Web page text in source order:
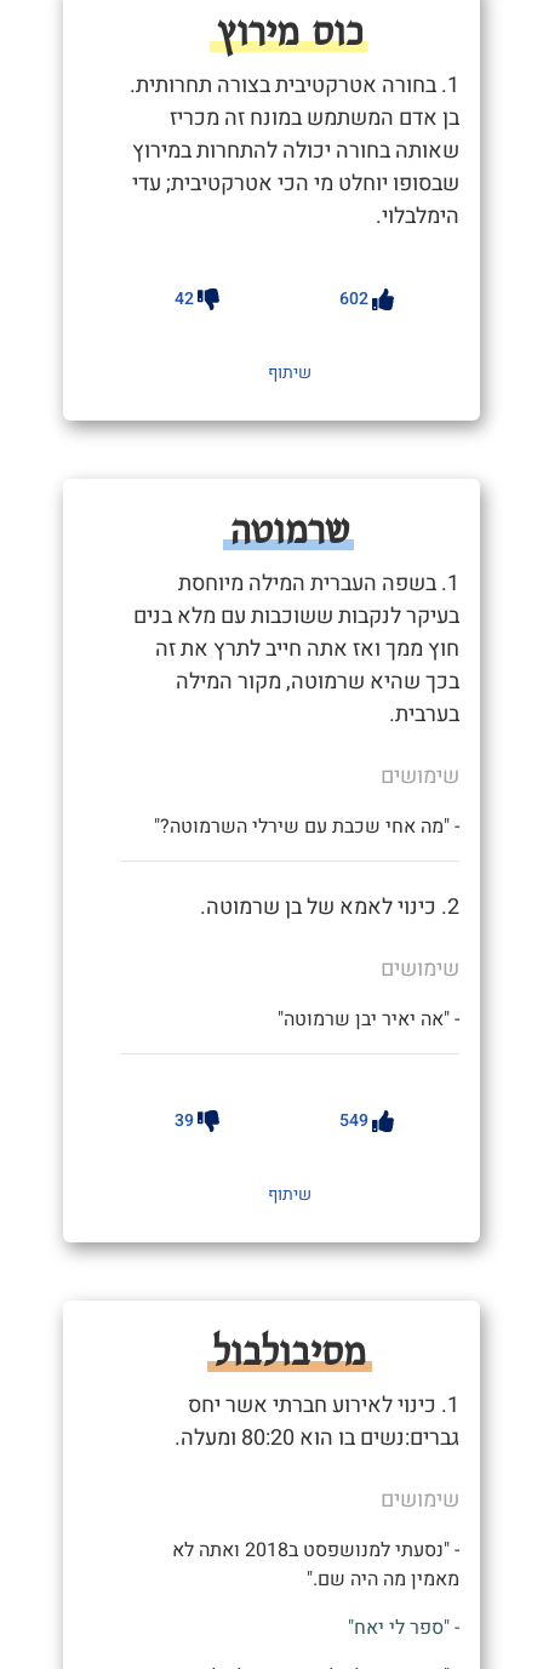
כוס מירוץ
1. בחורה אטרקטיבית בצורה תחרותית.
בן אדם המשתמש במונח זה מכריז
שאותה בחורה יכולה להתחרות במירוץ
שבסופו יוחלט מי הכי אטרקטיבית; עדי
הימלבלוי.
602
42
שיתוף
שרמוטה
1. בשפה העברית המילה מיוחסת
בעיקר לנקבות ששוכבות עם מלא בנים
חוץ ממך ואז אתה חייב לתרץ את זה
בכך שהיא שרמוטה, מקור המילה
בערבית.
שימושים
- "מה אחי שכבת עם שירלי השרמוטה?"
2. כינוי לאמא של בן שרמוטה.
שימושים
- "אה יאיר יבן שרמוטה"
549
39
שיתוף
מסיבולבול
1. כינוי לאירוע חברתי אשר יחס
גברים:נשים בו הוא 80:20 ומעלה.
שימושים
- "נסעתי למנושפסט ב2018 ואתה לא
מאמין מה היה שם."
- "ספר לי יאח"